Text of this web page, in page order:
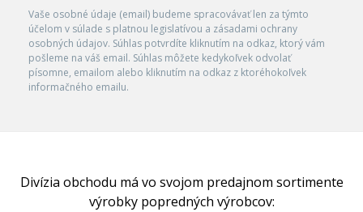
Vaše osobné údaje (email) budeme spracovávať len za týmto
účelom v súlade s platnou legislatívou a zásadami ochrany
osobných údajov. Súhlas potvrdíte kliknutím na odkaz, ktorý vám
pošleme na váš email. Súhlas môžete kedykoľvek odvolať
písomne, emailom alebo kliknutím na odkaz z ktoréhokoľvek
informačného emailu.
Divízia obchodu má vo svojom predajnom sortimente
výrobky popredných výrobcov: